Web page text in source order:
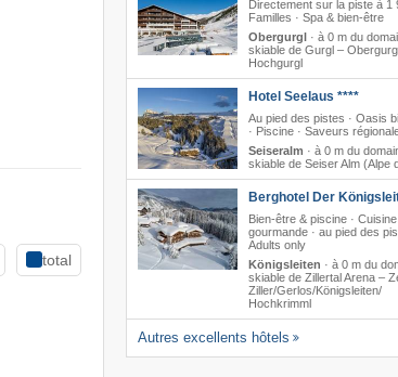
total
Directement sur la piste à 1
Familles · Spa & bien-être
Obergurgl· à 0 m du
skiable de Gurgl –
Hochgurgl
Hotel Seelaus ****
Au pied des pistes · Oasis
· Piscine · Saveurs
Seiseralm · à 0 m du
skiable de Seiser Alm (Alpe
Berghotel Der
Bien-être & piscine · Cuisine
gourmande · au pied des
Adults only
Königsleiten · à 0 m du
skiable de Zillertal Arena –
Ziller/​Gerlos/​Königsleiten/​
Hochkrimml
Autres excellents hôtels